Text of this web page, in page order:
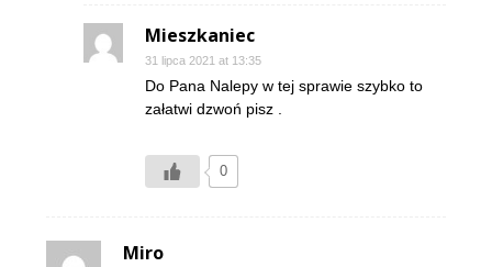
Mieszkaniec
31 lipca 2021 at 13:35
Do Pana Nalepy w tej sprawie szybko to
załatwi dzwoń pisz .
0
Miro